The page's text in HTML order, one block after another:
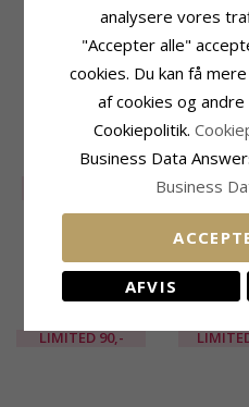
7,0 mm
7,0 mm
MEST SOLGTE
forgyldt messing -
LIMITED 90,-
LIMITED
forgyldt
analysere vores
"Accepter alle"
cookies. Du kan få
af cookies og
Cookiepolitik.
Business Data
Business
AFVIS